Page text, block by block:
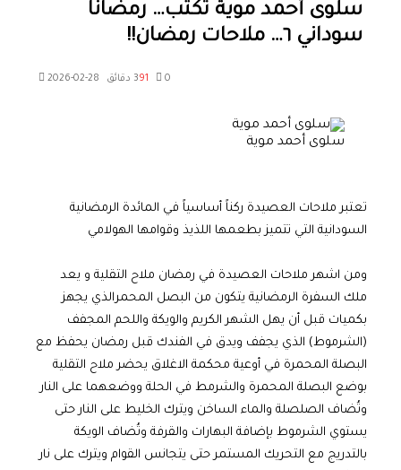
سلوى أحمد موية تكتب… رمضانا
سوداني ٦… ملاحات رمضان!!
2026-02-28 91
سلوى أحمد موية
تعتبر ملاحات العصيدة ركناً أساسياً في المائدة الرمضانية
السودانية التي تتميز بطعمها اللذيذ وقوامها الهولامي
ومن اشهر ملاحات العصيدة في رمضان ملاح التقلية و يعد
ملك السفرة الرمضانية يتكون من البصل المحمرالذي يجهز
بكميات قبل أن يهل الشهر الكريم والويكة واللحم المجفف
(الشرموط) الذي يجفف ويدق في الفندك قبل رمضان يحفظ مع
البصلة المحمرة في أوعية محكمة الاغلاق يحضر ملاح التقلية
بوضع البصلة المحمرة والشرمط في الحلة ووضعهما على النار
وتُضاف الصلصلة والماء الساخن ويترك الخليط على النار حتى
يستوي الشرموط بإضافة البهارات والقرفة وتُضاف الويكة
بالتدريج مع التحريك المستمر حتى يتجانس القوام ويترك على نار